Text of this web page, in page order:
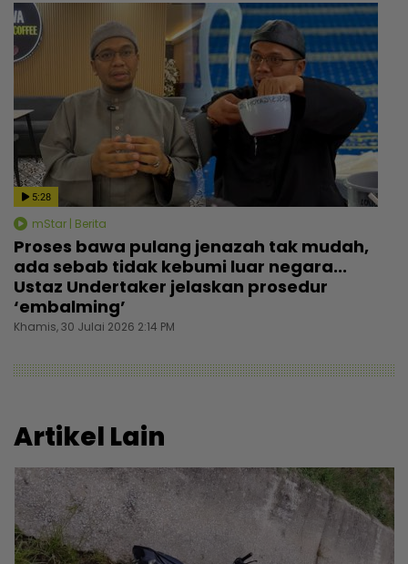
5:28
mStar | Berita
Proses bawa pulang jenazah tak mudah,
ada sebab tidak kebumi luar negara...
Ustaz Undertaker jelaskan prosedur
‘embalming’
Khamis, 30 Julai 2026 2:14 PM
Artikel Lain